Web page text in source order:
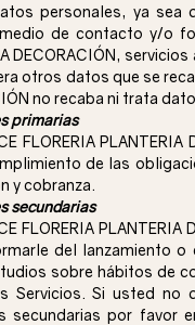
personales, ya sea
de contacto y/o
DECORACIÓN,
otros datos que se
no recaba ni trata
primarias
FLORERIA
de las
y cobranza.
secundarias
FLORERIA
del lanzamiento
sobre hábitos de
Servicios. Si usted no
secundarias por favor